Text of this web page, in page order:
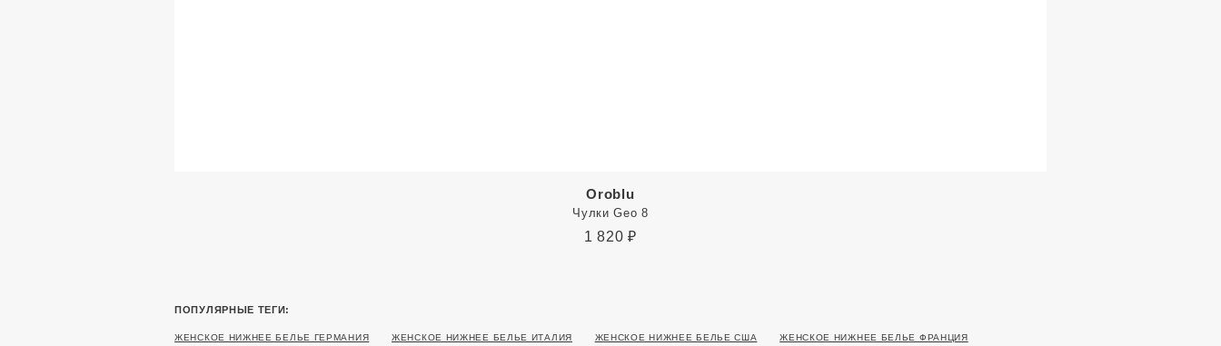
Oroblu
Чулки Geo 8
1 820 ₽
ПОПУЛЯРНЫЕ ТЕГИ:
ЖЕНСКОЕ НИЖНЕЕ БЕЛЬЕ ГЕРМАНИЯ ЖЕНСКОЕ НИЖНЕЕ БЕЛЬЕ ИТАЛИЯ ЖЕНСКОЕ НИЖНЕЕ БЕЛЬЕ США ЖЕНСКОЕ НИЖНЕЕ БЕЛЬЕ ФРАНЦИЯ